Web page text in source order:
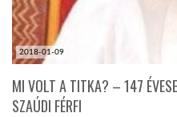
2018-01-09
MI VOLT A TITKA? – 147
SZAÚDI FÉRFI